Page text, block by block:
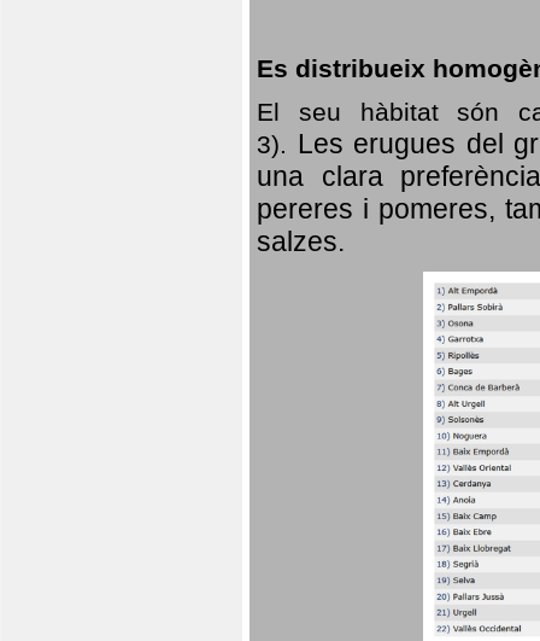
Es distribueix
El seu hàbitat són
3). Les erugues del
una clara
pereres i pomeres,
salzes.